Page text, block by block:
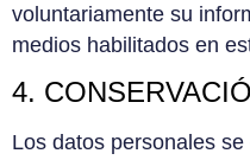
voluntariamente su
medios habilitados en
4.
Los datos personales